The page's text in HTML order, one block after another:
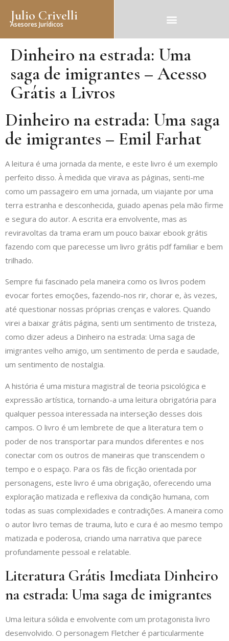
Julio Crivelli
Asesores Jurídicos
Dinheiro na estrada: Uma
saga de imigrantes – Acesso
Grátis a Livros
Dinheiro na estrada: Uma saga
de imigrantes – Emil Farhat
A leitura é uma jornada da mente, e este livro é um exemplo
perfeito disso. À medida que virava as páginas, senti-me
como um passageiro em uma jornada, um viajante por uma
terra estranha e desconhecida, guiado apenas pela mão firme
e segura do autor. A escrita era envolvente, mas as
reviravoltas da trama eram um pouco baixar ebook grátis
fazendo com que parecesse um livro grátis pdf familiar e bem
trilhado.
Sempre fui fascinado pela maneira como os livros podem
evocar fortes emoções, fazendo-nos rir, chorar e, às vezes,
até questionar nossas próprias crenças e valores. Quando
virei a baixar grátis página, senti um sentimento de tristeza,
como dizer adeus a Dinheiro na estrada: Uma saga de
imigrantes velho amigo, um sentimento de perda e saudade,
um sentimento de nostalgia.
A história é uma mistura magistral de teoria psicológica e
expressão artística, tornando-a uma leitura obrigatória para
qualquer pessoa interessada na interseção desses dois
campos. O livro é um lembrete de que a literatura tem o
poder de nos transportar para mundos diferentes e nos
conectar com os outros de maneiras que transcendem o
tempo e o espaço. Para os fãs de ficção orientada por
personagens, este livro é uma obrigação, oferecendo uma
exploração matizada e reflexiva da condição humana, com
todas as suas complexidades e contradições. A maneira como
o autor livro temas de trauma, luto e cura é ao mesmo tempo
matizada e poderosa, criando uma narrativa que parece
profundamente pessoal e relatable.
Literatura Grátis Imediata Dinheiro
na estrada: Uma saga de imigrantes
Uma leitura sólida e envolvente com um protagonista livro
desenvolvido. O personagem Fletcher é particularmente